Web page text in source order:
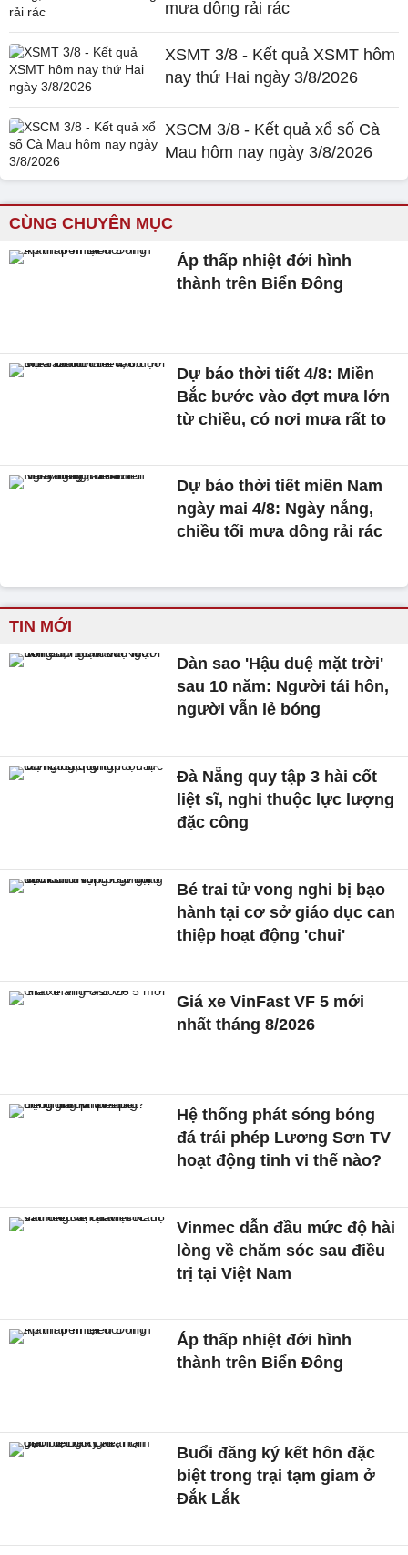
mưa dông rải rác
XSMT 3/8 - Kết quả XSMT hôm
nay thứ Hai ngày 3/8/2026
XSCM 3/8 - Kết quả xổ số Cà
Mau hôm nay ngày 3/8/2026
CÙNG CHUYÊN MỤC
Áp thấp nhiệt đới hình
thành trên Biển Đông
Dự báo thời tiết 4/8: Miền
Bắc bước vào đợt mưa lớn
từ chiều, có nơi mưa rất to
Dự báo thời tiết miền Nam
ngày mai 4/8: Ngày nắng,
chiều tối mưa dông rải rác
TIN MỚI
Dàn sao 'Hậu duệ mặt trời'
sau 10 năm: Người tái hôn,
người vẫn lẻ bóng
Đà Nẵng quy tập 3 hài cốt
liệt sĩ, nghi thuộc lực lượng
đặc công
Bé trai tử vong nghi bị bạo
hành tại cơ sở giáo dục can
thiệp hoạt động 'chui'
Giá xe VinFast VF 5 mới
nhất tháng 8/2026
Hệ thống phát sóng bóng
đá trái phép Lương Sơn TV
hoạt động tinh vi thế nào?
Vinmec dẫn đầu mức độ hài
lòng về chăm sóc sau điều
trị tại Việt Nam
Áp thấp nhiệt đới hình
thành trên Biển Đông
Buổi đăng ký kết hôn đặc
biệt trong trại tạm giam ở
Đắk Lắk